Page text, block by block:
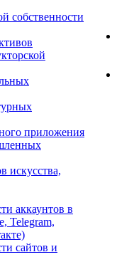
собственности
приложения
искусства,
аккаунтов в
Telegram,
сайтов и